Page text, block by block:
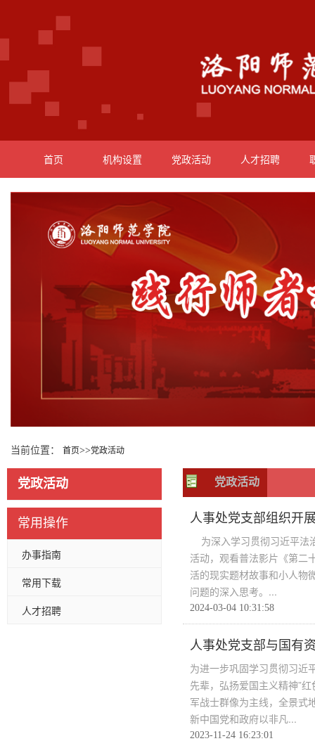
首页 机构设置 党政活动 人才招聘
当前位置： 首页>>党政活动
党政活动
常用操作
办事指南
常用下载
人才招聘
党政活动
人事处党支部组织开
为深入学习贯彻习近平法
活动，观看普法影片《第二
活的现实题材故事和小人物
问题的深入思考。...
2024-03-04 10:31:58
人事处党支部与国有
为进一步巩固学习贯彻习近
先辈，弘扬爱国主义精神”
军战士群像为主线，全景式
新中国党和政府以非凡...
2023-11-24 16:23:01